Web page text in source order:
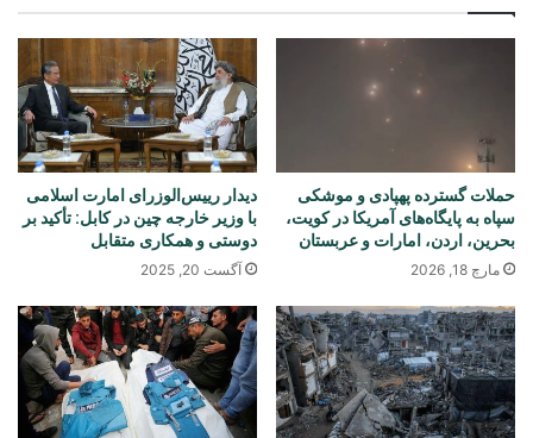
حملات گسترده پهپادی و موشکی
سپاه به پایگاه‌های آمریکا در کویت،
بحرین، اردن، امارات و عربستان
مارچ 18, 2026
دیدار رییس‌الوزرای امارت اسلامی
با وزیر خارجه چین در کابل: تأکید بر
دوستی و همکاری متقابل
آگست 20, 2025